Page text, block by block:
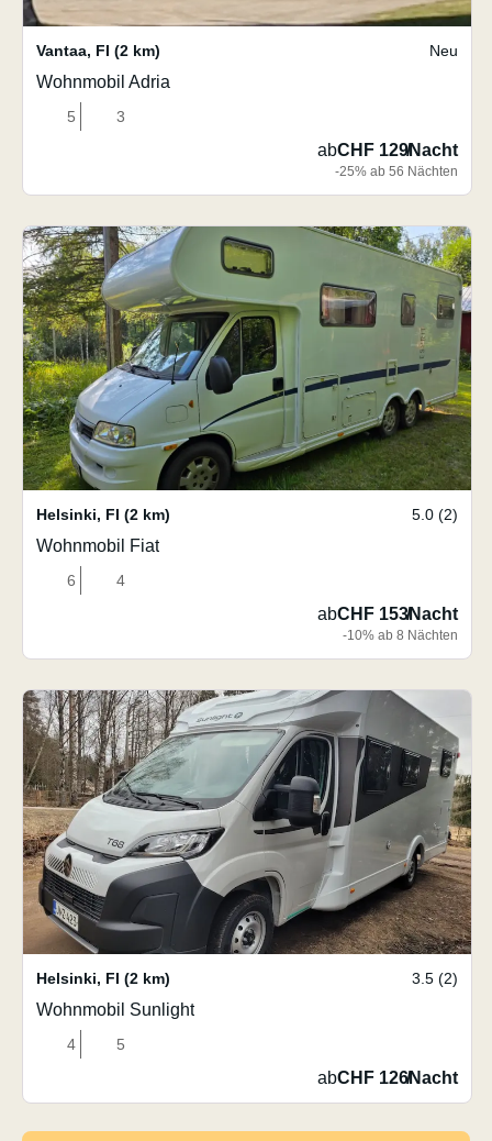
Vantaa, FI (2 km) Neu
Wohnmobil Adria
5 3
abCHF 129/Nacht
-25% ab 56 Nächten
Helsinki, FI (2 km) 5.0 (2)
Wohnmobil Fiat
6 4
abCHF 153/Nacht
-10% ab 8 Nächten
Helsinki, FI (2 km) 3.5 (2)
Wohnmobil Sunlight
4 5
abCHF 126/Nacht